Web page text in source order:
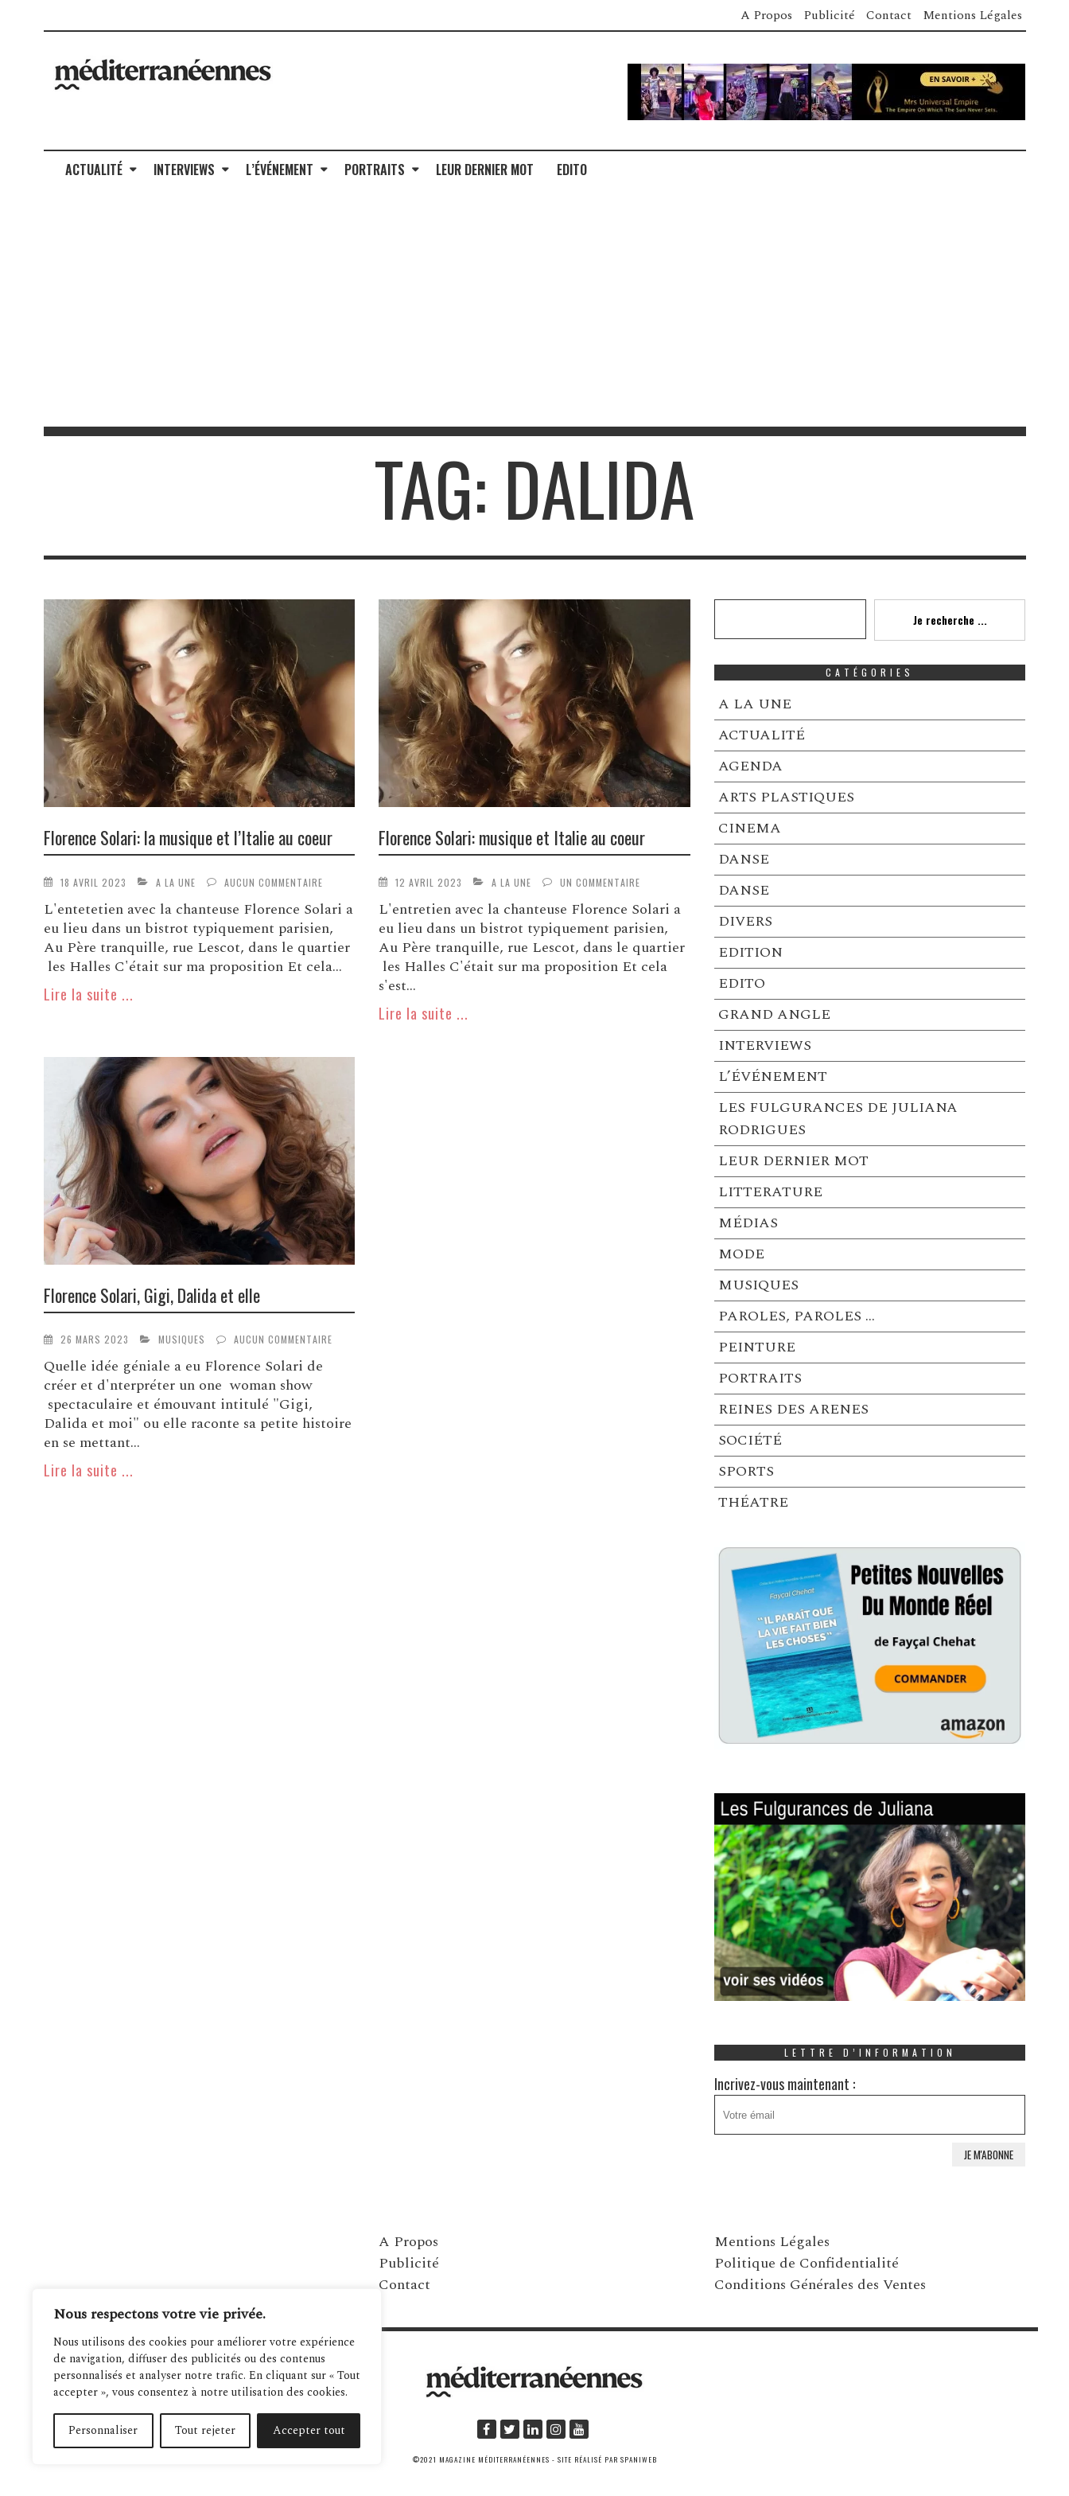
Nous respectons votre vie privée.
Nous utilisons des cookies pour améliorer votre expérience
de navigation, diffuser des publicités ou des contenus
personnalisés et analyser notre trafic. En cliquant sur « Tout
accepter », vous consentez à notre utilisation des cookies.
Personnaliser Tout rejeter Accepter tout
A Propos Publicité Contact Mentions Légales
ACTUALITÉ INTERVIEWS L’ÉVÉNEMENT PORTRAITS LEUR DERNIER MOT EDITO
TAG: DALIDA
Florence Solari: la musique et l’Italie au coeur
18 AVRIL 2023 A LA UNE AUCUN COMMENTAIRE
L'entetetien avec la chanteuse Florence Solari a
eu lieu dans un bistrot typiquement parisien,
Au Père tranquille, rue Lescot, dans le quartier
les Halles C'était sur ma proposition Et cela...
Lire la suite ...
Florence Solari: musique et Italie au coeur
12 AVRIL 2023 A LA UNE UN COMMENTAIRE
L'entretien avec la chanteuse Florence Solari a
eu lieu dans un bistrot typiquement parisien,
Au Père tranquille, rue Lescot, dans le quartier
les Halles C'était sur ma proposition Et cela
s'est...
Lire la suite ...
Florence Solari, Gigi, Dalida et elle
26 MARS 2023 MUSIQUES AUCUN COMMENTAIRE
Quelle idée géniale a eu Florence Solari de
créer et d'nterpréter un one woman show
spectaculaire et émouvant intitulé "Gigi,
Dalida et moi" ou elle raconte sa petite histoire
en se mettant...
Lire la suite ...
Je recherche ...
CATÉGORIES
A LA UNE
ACTUALITÉ
AGENDA
ARTS PLASTIQUES
CINEMA
DANSE
DANSE
DIVERS
EDITION
EDITO
GRAND ANGLE
INTERVIEWS
L’ÉVÉNEMENT
LES FULGURANCES DE JULIANA
RODRIGUES
LEUR DERNIER MOT
LITTERATURE
MÉDIAS
MODE
MUSIQUES
PAROLES, PAROLES …
PEINTURE
PORTRAITS
REINES DES ARENES
SOCIÉTÉ
SPORTS
THÉATRE
LETTRE D’INFORMATION
Incrivez-vous maintenant :
A Propos
Publicité
Contact
Mentions Légales
Politique de Confidentialité
Conditions Générales des Ventes
©2021 MAGAZINE MÉDITERRANÉENNES - SITE RÉALISÉ PAR SPANIWEB